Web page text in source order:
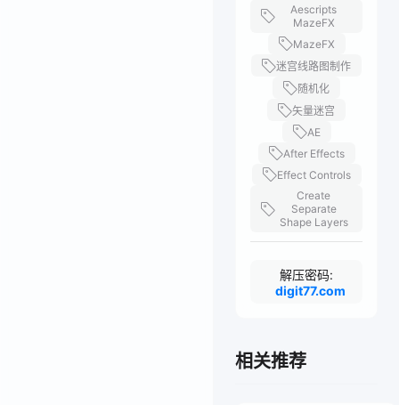
Aescripts
MazeFX
MazeFX
迷宫线路图制作
随机化
矢量迷宫
AE
After Effects
Effect Controls
Create
Separate
Shape Layers
解压密码:
digit77.com
相关推荐